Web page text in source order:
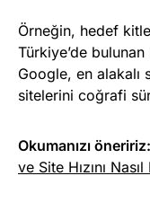
Örneğin, hedef
Türkiye’de bulunan
Google, en alakalı
sitelerini coğrafi
Okumanızı öneririz:
ve Site Hızını